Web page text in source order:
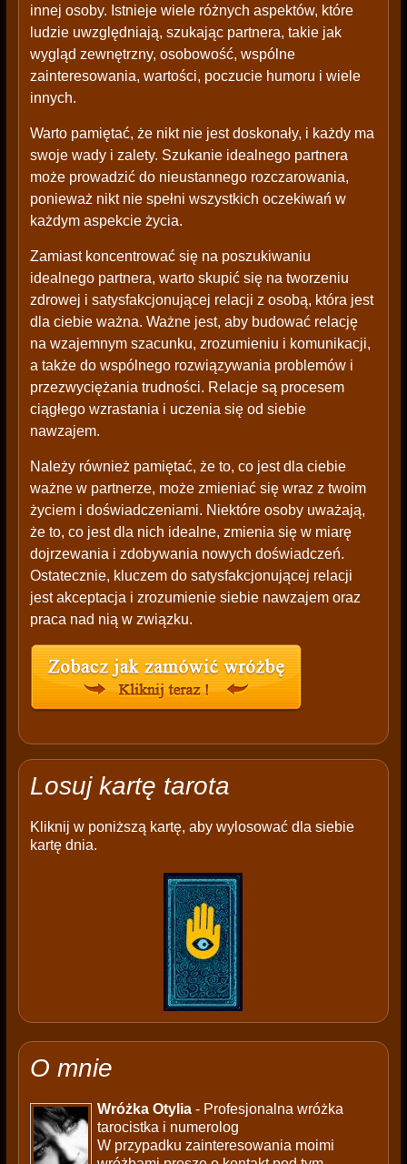
innej osoby. Istnieje wiele różnych aspektów, które
ludzie uwzględniają, szukając partnera, takie jak
wygląd zewnętrzny, osobowość, wspólne
zainteresowania, wartości, poczucie humoru i wiele
innych.
Warto pamiętać, że nikt nie jest doskonały, i każdy ma
swoje wady i zalety. Szukanie idealnego partnera
może prowadzić do nieustannego rozczarowania,
ponieważ nikt nie spełni wszystkich oczekiwań w
każdym aspekcie życia.
Zamiast koncentrować się na poszukiwaniu
idealnego partnera, warto skupić się na tworzeniu
zdrowej i satysfakcjonującej relacji z osobą, która jest
dla ciebie ważna. Ważne jest, aby budować relację
na wzajemnym szacunku, zrozumieniu i komunikacji,
a także do wspólnego rozwiązywania problemów i
przezwyciężania trudności. Relacje są procesem
ciągłego wzrastania i uczenia się od siebie
nawzajem.
Należy również pamiętać, że to, co jest dla ciebie
ważne w partnerze, może zmieniać się wraz z twoim
życiem i doświadczeniami. Niektóre osoby uważają,
że to, co jest dla nich idealne, zmienia się w miarę
dojrzewania i zdobywania nowych doświadczeń.
Ostatecznie, kluczem do satysfakcjonującej relacji
jest akceptacja i zrozumienie siebie nawzajem oraz
praca nad nią w związku.
Losuj kartę tarota
Kliknij w poniższą kartę, aby wylosować dla siebie
kartę dnia.
O mnie
Wróżka Otylia- Profesjonalna wróżka
tarocistka i numerolog
W przypadku zainteresowania moimi